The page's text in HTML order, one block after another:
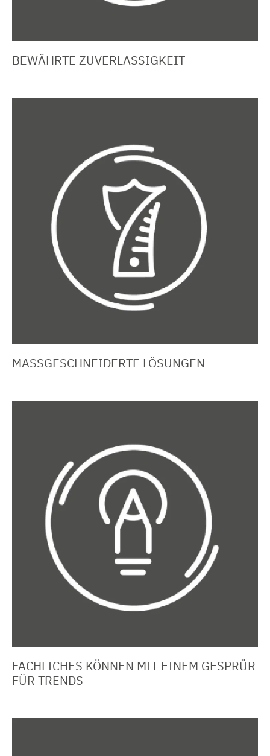
BEWÄHRTE ZUVERLASSIGKEIT
MASSGESCHNEIDERTE LÖSUNGEN
FACHLICHES KÖNNEN MIT EINEM GESPRÜR
FÜR TRENDS